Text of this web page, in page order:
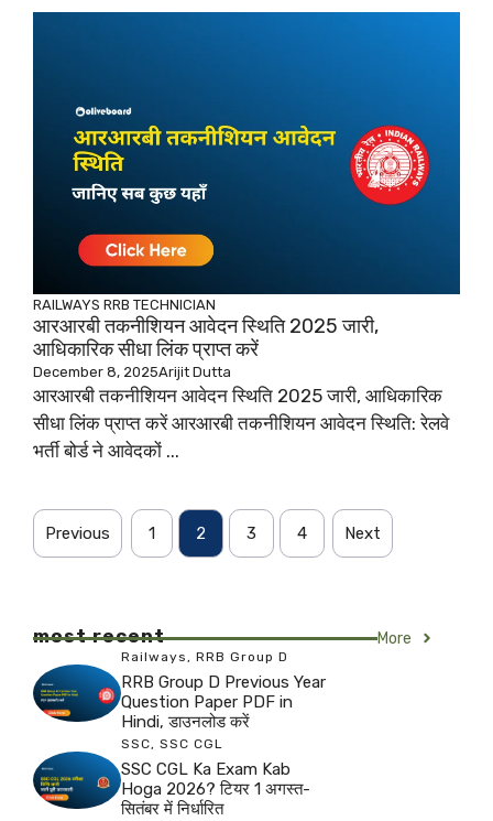
RAILWAYS RRB TECHNICIAN
आरआरबी तकनीशियन आवेदन स्थिति 2025 जारी,
आधिकारिक सीधा लिंक प्राप्त करें
December 8, 2025Arijit Dutta
आरआरबी तकनीशियन आवेदन स्थिति 2025 जारी, आधिकारिक
सीधा लिंक प्राप्त करें आरआरबी तकनीशियन आवेदन स्थिति: रेलवे
भर्ती बोर्ड ने आवेदकों ...
Previous 1 2 3 4 Next
most recent More
Railways , RRB Group D
RRB Group D Previous Year
Question Paper PDF in
Hindi, डाउनलोड करें
SSC, SSC CGL
SSC CGL Ka Exam Kab
Hoga 2026? टियर 1 अगस्त-
सितंबर में निर्धारित